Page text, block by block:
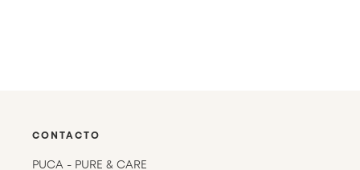
CONTACTO
PUCA - PURE & CARE